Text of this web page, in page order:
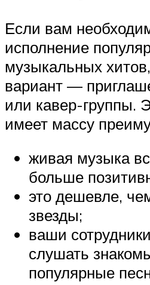
Если вам
исполнение
музыкальных
вариант —
или кавер-группы.
имеет массу
живая музыка
больше
это дешевле,
звезды;
ваши
слушать
популярные